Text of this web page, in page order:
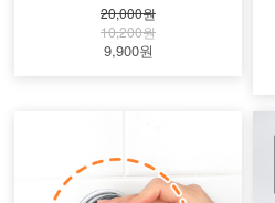
20,000원
10,200원
9,900원